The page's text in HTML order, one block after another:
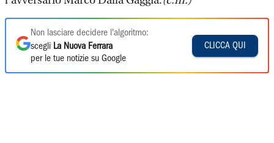
Non lasciare decidere l'algoritmo:
scegli La Nuova Ferrara
per le tue notizie su Google
CLICCA QUI